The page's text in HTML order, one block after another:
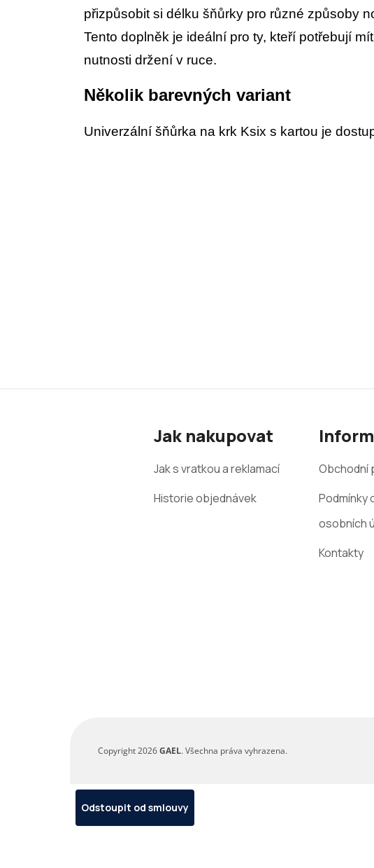
přizpůsobit si délku šňůrky pro různé způsoby
Tento doplněk je ideální pro ty, kteří potřebují
nutnosti držení v ruce.
Několik barevných variant
Univerzální šňůrka na krk Ksix s kartou je
Jak nakupovat
Jak s vratkou a reklamací
Historie objednávek
Obchodní
Podmínky
osobních
Kontakty
Copyright 2026GAEL. Všechna práva vyhrazena.
Odstoupit od smlouvy